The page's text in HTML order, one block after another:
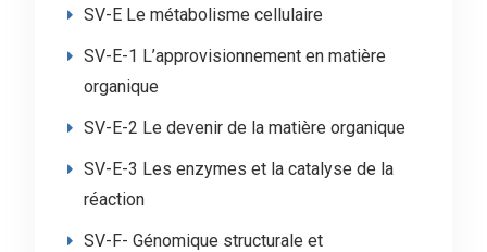
SV-E Le métabolisme cellulaire
SV-E-1 L’approvisionnement en matière
organique
SV-E-2 Le devenir de la matière organique
SV-E-3 Les enzymes et la catalyse de la
réaction
SV-F- Génomique structurale et